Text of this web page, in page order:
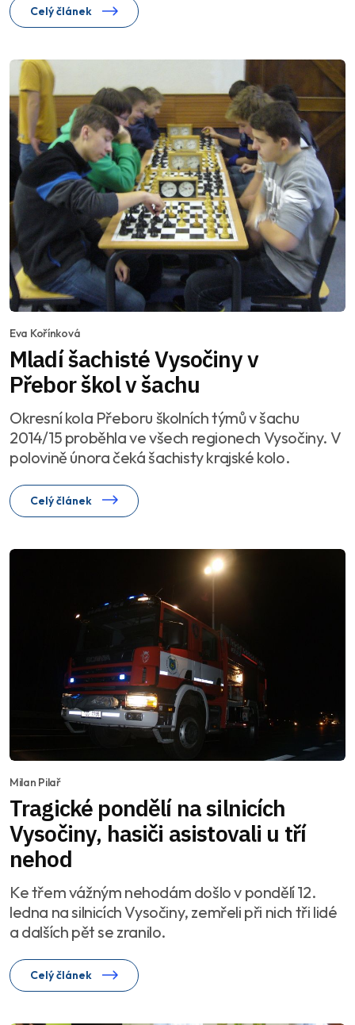
Celý článek
Eva Kořínková
Mladí šachisté Vysočiny v
Přebor škol v šachu
Okresní kola Přeboru školních týmů v šachu
2014/15 proběhla ve všech regionech Vysočiny. V
polovině února čeká šachisty krajské kolo.
Celý článek
Milan Pilař
Tragické pondělí na silnicích
Vysočiny, hasiči asistovali u tří
nehod
Ke třem vážným nehodám došlo v pondělí 12.
ledna na silnicích Vysočiny, zemřeli při nich tři lidé
a dalších pět se zranilo.
Celý článek